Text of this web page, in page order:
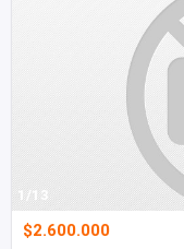
1/13
$2.600.000